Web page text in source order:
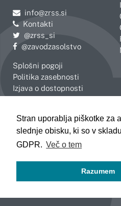
Stran uporablja piškotke za
slednje obisku, ki so v
GDPR. Več o tem
Razumem
Pošljite e-mail na
info@zrss.si
Kontakti
Pojdite na Twitter:
@zrss_si
Pojdite na Facebook:
@zavodzasolstvo
Splošni pogoji
Politika zasebnosti
Izjava o dostopnosti
Celje
Koper
Kranj